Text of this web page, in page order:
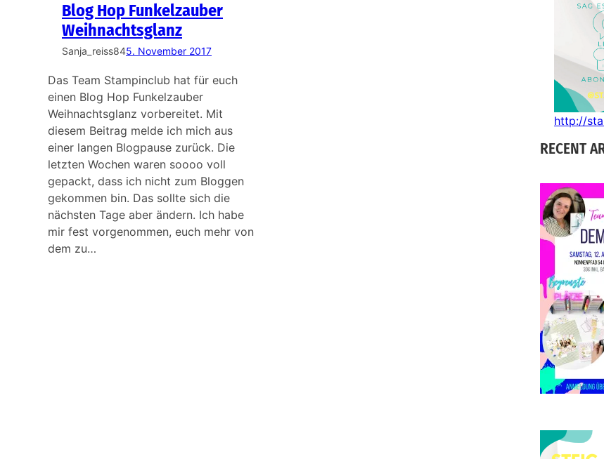
Blog Hop Funkelzauber
Weihnachtsglanz
Sanja_reiss845. November 2017
Das Team Stampinclub hat für euch
einen Blog Hop Funkelzauber
Weihnachtsglanz vorbereitet. Mit
diesem Beitrag melde ich mich aus
einer langen Blogpause zurück. Die
letzten Wochen waren soooo voll
gepackt, dass ich nicht zum Bloggen
gekommen bin. Das sollte sich die
nächsten Tage aber ändern. Ich habe
mir fest vorgenommen, euch mehr von
dem zu…
http://
RECENT